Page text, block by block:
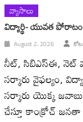
వ్యాసాలు
విద్యార్థి- యువత
August 2, 2026
నీట్, సిబిఎస్ఈ, నెట్
సర్కారు వైఫల్యం,
సర్కారు యొక్క
చేస్తూ కాంక్రోచ్ జనతా